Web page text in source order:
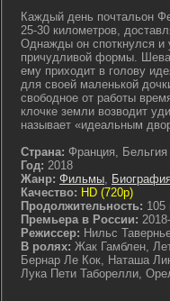
Каждый день почтальон
25-30 километров,
Однажды он споткнулся и
причудливой формы.
ему приходит в голову
для своей маленькой
свободное от работы
клочке земли возводит
называет «идеальным
Страна: Франция, Бельгия
Год: 2018
Жанр: Фильмы,
Качество: HD (720p)
Продолжительность: 105
Премьера в России:
Режиссер: Нильс
В ролях: Жак Гамблен,
Бернар Ле Кок, Наташа
Лука Пети Таборелли,